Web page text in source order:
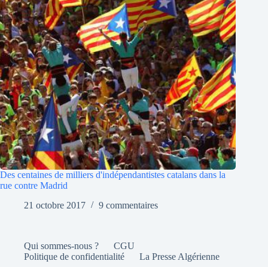
Des centaines de milliers d'indépendantistes catalans dans la
rue contre Madrid
21 octobre 2017
9 commentaires
Qui sommes-nous ?
CGU
Politique de confidentialité
La Presse Algérienne